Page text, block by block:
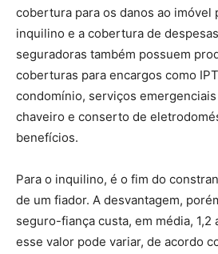
cobertura para os danos ao imóvel
inquilino e a cobertura de
seguradoras também possuem
coberturas para encargos como
condomínio, serviços
chaveiro e conserto de
benefícios.
Para o inquilino, é o fim do
de um fiador. A desvantagem,
seguro-fiança custa, em média, 1,2
esse valor pode variar, de acordo